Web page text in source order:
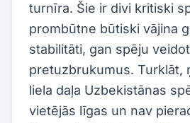
turnīra. Šie ir divi kritiski
prombūtne būtiski vājina
stabilitāti, gan spēju veidot
pretuzbrukumus. Turklāt,
liela daļa Uzbekistānas
vietējās līgas un nav